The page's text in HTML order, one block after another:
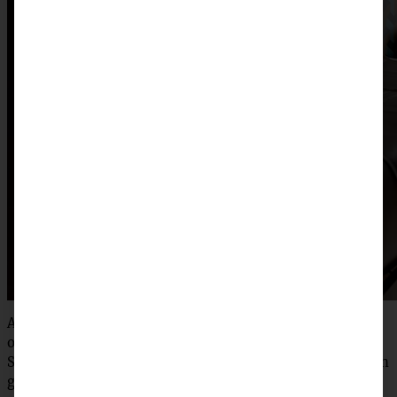
Aber wie komme ich da bitte hin? Ziemlich
orientierungslos mache ich mich auf den Weg. Die
Stockwerke sind glücklicherweise farblich unterschiedlich
gestaltet, so merke ich mir zumindest mal, „GELB“ ist